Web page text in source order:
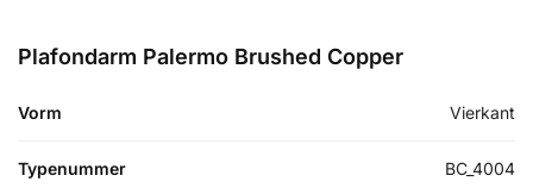
Plafondarm Palermo Brushed Copper
Vorm Vierkant
Typenummer BC_4004